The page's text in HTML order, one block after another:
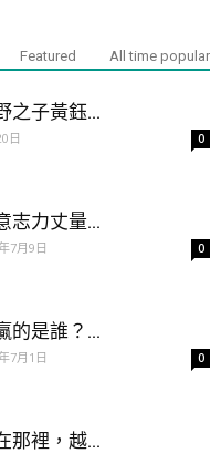
Featured All time popular
之子黃鈺...
日 0
志力丈量...
7月9日 0
的是誰？...
7月1日 0
那裡，越...